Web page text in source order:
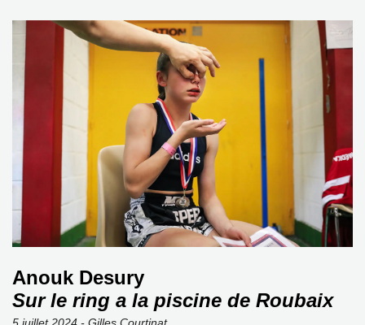
Anouk Desury
Sur le ring a la piscine de Roubaix